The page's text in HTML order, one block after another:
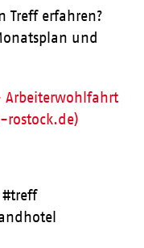
Treff erfahren?
und
Arbeiterwohlfahrt
rostock.de)
#treff